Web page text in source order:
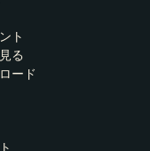
ト
る
ード